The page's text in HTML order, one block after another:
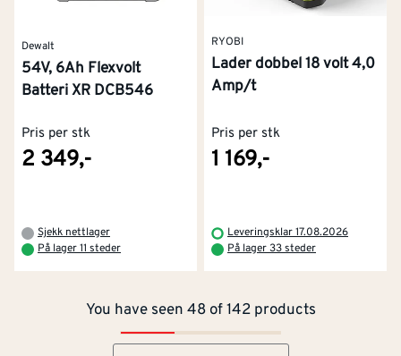
Dewalt
54V, 6Ah Flexvolt
Batteri XR DCB546
Pris per stk
2 349,-
Sjekk nettlager
På lager 11 steder
RYOBI
Lader dobbel 18 volt 4,0
Amp/t
Pris per stk
1 169,-
Leveringsklar 17.08.2026
På lager 33 steder
You have seen 48 of 142 products
Betaling
Om Montér